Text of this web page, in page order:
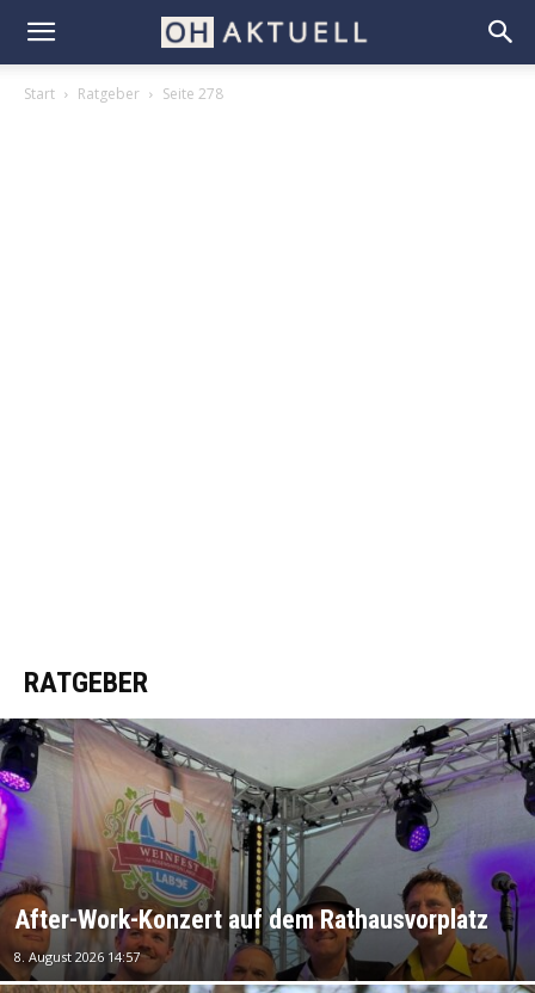
Start Ratgeber Seite 278
RATGEBER
After-Work-Konzert auf dem Rathausvorplatz
8. August 2026 14:57